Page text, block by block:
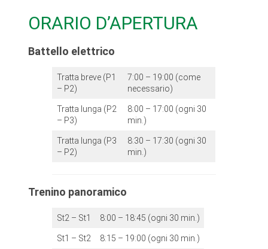
ORARIO D’APERTURA
Battello elettrico
Tratta breve (P1
– P2)
7:00 – 19:00 (come
necessario)
Tratta lunga (P2
– P3)
8:00 – 17:00 (ogni 30
min.)
Tratta lunga (P3
– P2)
8:30 – 17:30 (ogni 30
min.)
Trenino panoramico
St2 – St1 8:00 – 18:45 (ogni 30 min.)
St1 – St2 8:15 – 19:00 (ogni 30 min.)